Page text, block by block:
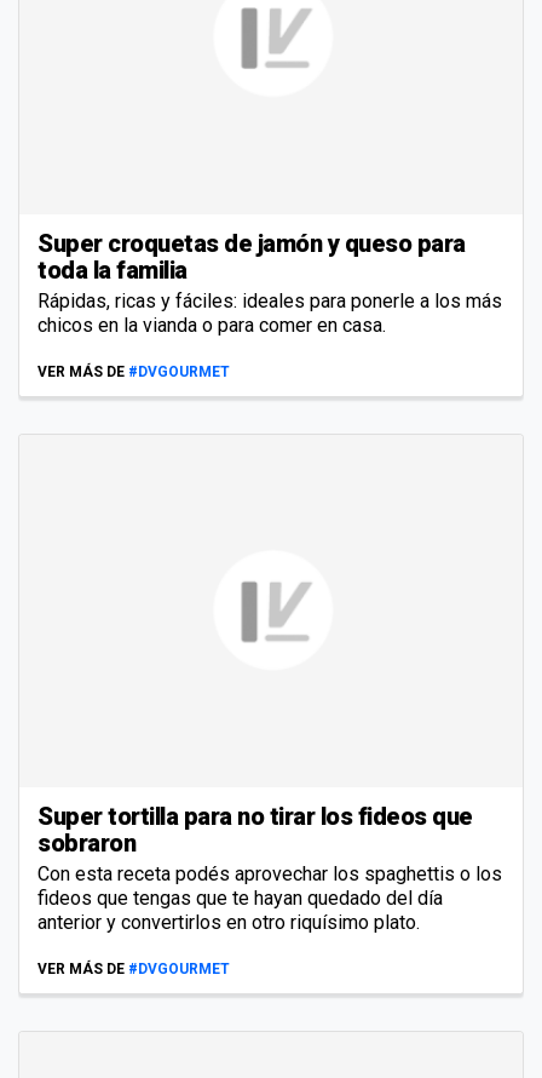
Super croquetas de jamón y queso para
toda la familia
Rápidas, ricas y fáciles: ideales para ponerle a los más
chicos en la vianda o para comer en casa.
VER MÁS DE #DVGOURMET
Super tortilla para no tirar los fideos que
sobraron
Con esta receta podés aprovechar los spaghettis o los
fideos que tengas que te hayan quedado del día
anterior y convertirlos en otro riquísimo plato.
VER MÁS DE #DVGOURMET